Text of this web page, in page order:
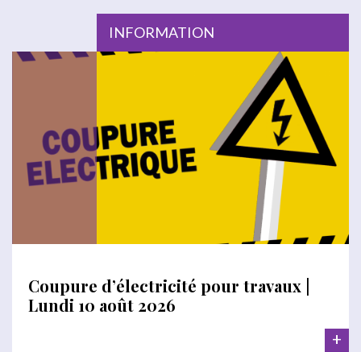
INFORMATION
Coupure d’électricité pour travaux |
Lundi 10 août 2026
+